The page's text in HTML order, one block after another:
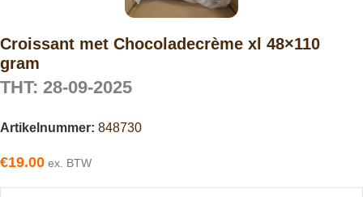
Croissant met Chocoladecrème xl 48×110
gram
THT: 28-09-2025
Artikelnummer: 848730
€19.00 ex. BTW